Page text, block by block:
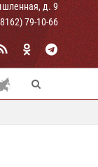
д. 9
79-10-66